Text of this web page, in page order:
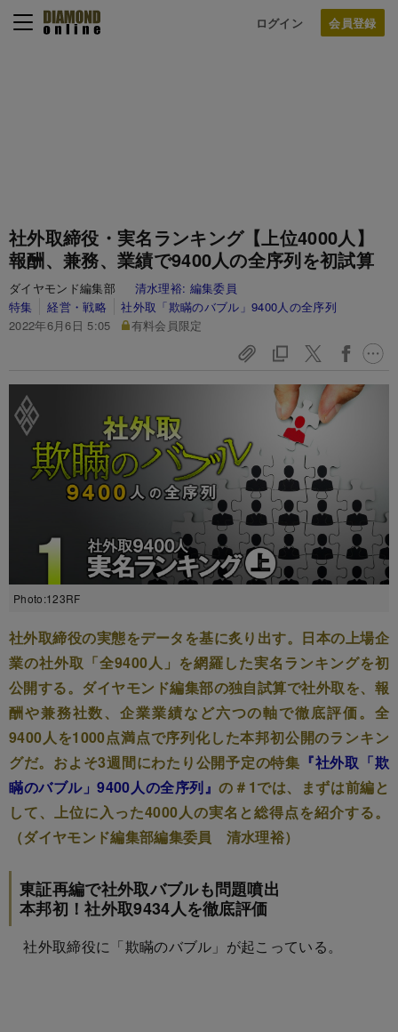
ログイン
社外取締役・実名ランキング【上位4000人】
報酬、兼務、業績で9400人の全序列を初試算
ダイヤモンド編集部 清水理裕: 編集委員
特集
経営・戦略
社外取「欺瞞のバブル」9400人の全序列
2022年6月6日 5:05
有料会員限定
Photo:123RF
社外取締役の実態をデータを基に炙り出す。日本の上場企
業の社外取「全9400人」を網羅した実名ランキングを初
公開する。ダイヤモンド編集部の独自試算で社外取を、報
酬や兼務社数、企業業績など六つの軸で徹底評価。全
9400人を1000点満点で序列化した本邦初公開のランキン
グだ。およそ3週間にわたり公開予定の特集 『社外取「欺
瞞のバブル」9400人の全序列』の＃1では、まずは前編と
して、上位に入った4000人の実名と総得点を紹介する。
（ダイヤモンド編集部編集委員 清水理裕）
東証再編で社外取バブルも問題噴出
本邦初！社外取9434人を徹底評価
社外取締役に「欺瞞のバブル」が起こっている。